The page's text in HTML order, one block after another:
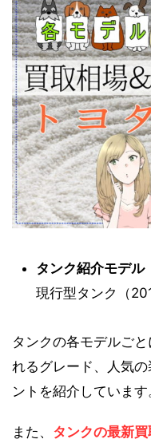
タンク紹介モデル
現行型タンク（
タンクの各モデルご
れるグレード、人気
ントを紹介しています
また、 タンクの最新